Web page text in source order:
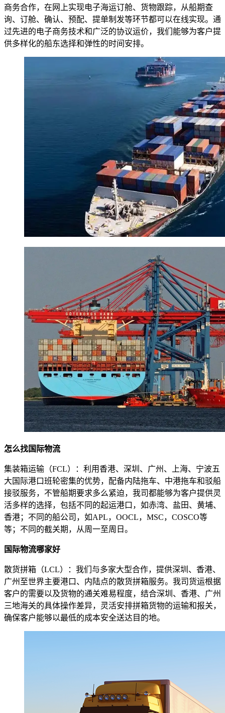
商务合作，在网上实现电子海运订舱、货物跟踪，从船期查
询、订舱、确认、预配、提单制发等环节都可以在线实现。通
过先进的电子商务技术和广泛的协议运价，我们能够为客户提
供多样化的船东选择和弹性的时间安排。
怎么找国际物流
集装箱运输（FCL）：利用香港、深圳、广州、上海、宁波五
大国际港口班轮密集的优势，配备内陆拖车、中港拖车和驳船
接驳服务，不管船期要求多么紧迫，我司都能够为客户提供灵
活多样的选择，包括不同的起运港口，如赤湾、盐田、黄埔、
香港；不同的船公司，如APL，OOCL，MSC，COSCO等
等；不同的截关期，从周一至周日。
国际物流哪家好
散货拼箱（LCL）：我们与多家大型合作，提供深圳、香港、
广州至世界主要港口、内陆点的散货拼箱服务。我司货运根据
客户的需要以及货物的通关难易程度，结合深圳、香港、广州
三地海关的具体操作差异，灵活安排拼箱货物的运输和报关，
确保客户能够以最低的成本安全送达目的地。